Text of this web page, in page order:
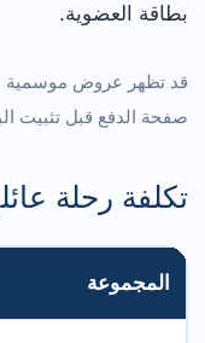
بطاقة العضوية.
قد تظهر عروض موسمية
صفحة الدفع قبل تثبيت
تكلفة رحلة
المجموعة